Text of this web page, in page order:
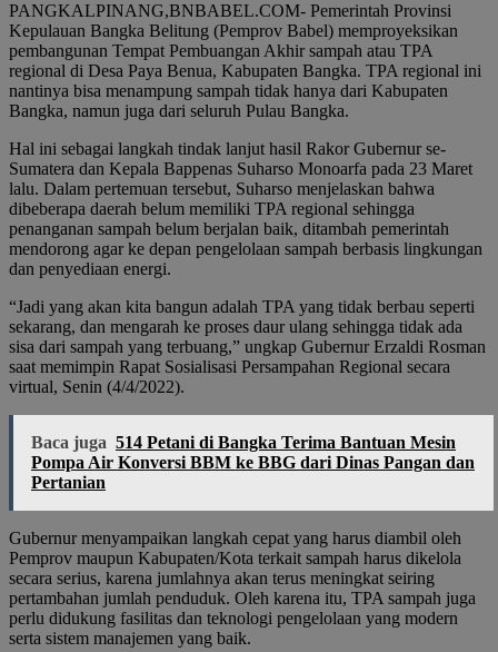
PANGKALPINANG,BNBABEL.COM- Pemerintah Provinsi
Kepulauan Bangka Belitung (Pemprov Babel) memproyeksikan
pembangunan Tempat Pembuangan Akhir sampah atau TPA
regional di Desa Paya Benua, Kabupaten Bangka. TPA regional ini
nantinya bisa menampung sampah tidak hanya dari Kabupaten
Bangka, namun juga dari seluruh Pulau Bangka.
Hal ini sebagai langkah tindak lanjut hasil Rakor Gubernur se-
Sumatera dan Kepala Bappenas Suharso Monoarfa pada 23 Maret
lalu. Dalam pertemuan tersebut, Suharso menjelaskan bahwa
dibeberapa daerah belum memiliki TPA regional sehingga
penanganan sampah belum berjalan baik, ditambah pemerintah
mendorong agar ke depan pengelolaan sampah berbasis lingkungan
dan penyediaan energi.
“Jadi yang akan kita bangun adalah TPA yang tidak berbau seperti
sekarang, dan mengarah ke proses daur ulang sehingga tidak ada
sisa dari sampah yang terbuang,” ungkap Gubernur Erzaldi Rosman
saat memimpin Rapat Sosialisasi Persampahan Regional secara
virtual, Senin (4/4/2022).
Baca juga 514 Petani di Bangka Terima Bantuan Mesin
Pompa Air Konversi BBM ke BBG dari Dinas Pangan dan
Pertanian
Gubernur menyampaikan langkah cepat yang harus diambil oleh
Pemprov maupun Kabupaten/Kota terkait sampah harus dikelola
secara serius, karena jumlahnya akan terus meningkat seiring
pertambahan jumlah penduduk. Oleh karena itu, TPA sampah juga
perlu didukung fasilitas dan teknologi pengelolaan yang modern
serta sistem manajemen yang baik.